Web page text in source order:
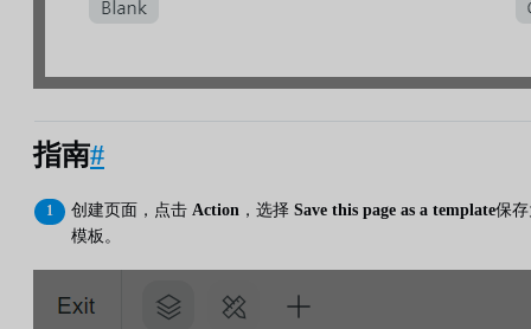
指南#
创建页面，点击 Action ，选择 Save this page as a template保
模板。